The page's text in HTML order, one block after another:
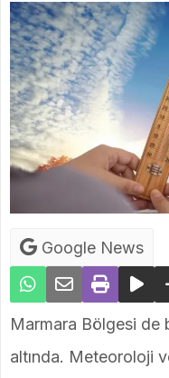
Google News
Marmara Bölgesi de
altında. Meteoroloji